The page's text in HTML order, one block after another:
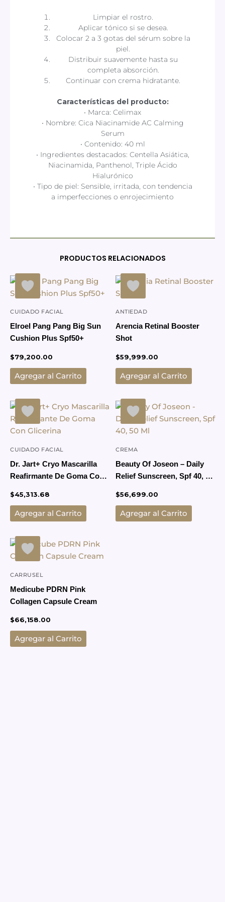
Limpiar el rostro.
Aplicar tónico si se desea.
Colocar 2 a 3 gotas del sérum sobre la
piel.
Distribuir suavemente hasta su
completa absorción.
Continuar con crema hidratante.
Características del producto:
• Marca: Celimax
• Nombre: Cica Niacinamide AC Calming
Serum
• Contenido: 40 ml
• Ingredientes destacados: Centella Asiática,
Niacinamida, Panthenol, Triple Ácido
Hialurónico
• Tipo de piel: Sensible, irritada, con tendencia
a imperfecciones o enrojecimiento
PRODUCTOS RELACIONADOS
CUIDADO FACIAL
Elroel Pang Pang Big Sun
Cushion Plus Spf50+
$79,200.00
Agregar al Carrito
ANTIEDAD
Arencia Retinal Booster
Shot
$59,999.00
Agregar al Carrito
CUIDADO FACIAL
Dr. Jart+ Cryo Mascarilla
Reafirmante De Goma Con
$45,313.68
Agregar al Carrito
CREMA
Beauty Of Joseon – Daily
Relief Sunscreen, Spf 40, 50
$56,699.00
Agregar al Carrito
CARRUSEL
Medicube PDRN Pink
Collagen Capsule Cream
$66,158.00
Agregar al Carrito